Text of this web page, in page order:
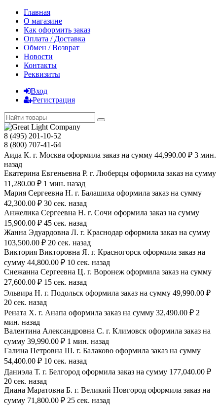
Главная
О магазине
Как оформить заказ
Оплата / Доставка
Обмен / Возврат
Новости
Контакты
Реквизиты
Вход
Регистрация
8 (495) 201-10-52
8 (800) 707-41-64
Аида К. г. Москва оформила заказ на сумму 44,990.00 ₽ 3 мин.
назад
Екатерина Евгеньевна Р. г. Люберцы оформила заказ на сумму
11,280.00 ₽ 1 мин. назад
Мария Сергеевна H. г. Балашиха оформила заказ на сумму
42,300.00 ₽ 30 сек. назад
Анжелика Сергеевна Н. г. Сочи оформила заказ на сумму
15,900.00 ₽ 45 сек. назад
Жанна Эдуардовна Л. г. Краснодар оформила заказ на сумму
103,500.00 ₽ 20 сек. назад
Виктория Викторовна Я. г. Красногорск оформила заказ на
сумму 44,800.00 ₽ 10 сек. назад
Снежанна Сергеевна Ц. г. Воронеж оформила заказ на сумму
27,600.00 ₽ 15 сек. назад
Эльвира Н. г. Подольск оформила заказ на сумму 49,990.00 ₽
20 сек. назад
Рената Х. г. Анапа оформила заказ на сумму 32,490.00 ₽ 2
мин. назад
Валентина Александровна С. г. Климовск оформила заказ на
сумму 39,990.00 ₽ 1 мин. назад
Галина Петровна Ш. г. Балаково оформила заказ на сумму
54,400.00 ₽ 10 сек. назад
Даниэла Т. г. Белгород оформила заказ на сумму 177,040.00 ₽
20 сек. назад
Диана Маратовна Б. г. Великий Новгород оформила заказ на
сумму 71,800.00 ₽ 25 сек. назад